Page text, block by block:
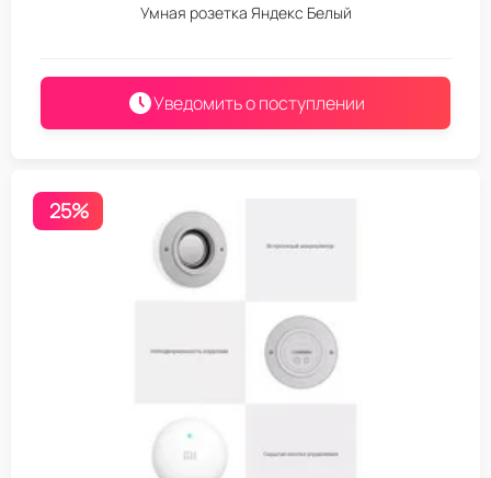
Умная розетка Яндекс Белый
Уведомить о поступлении
25%